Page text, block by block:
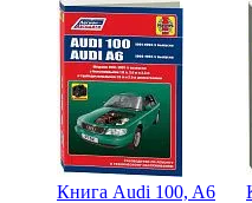
Книга Audi 100, A6